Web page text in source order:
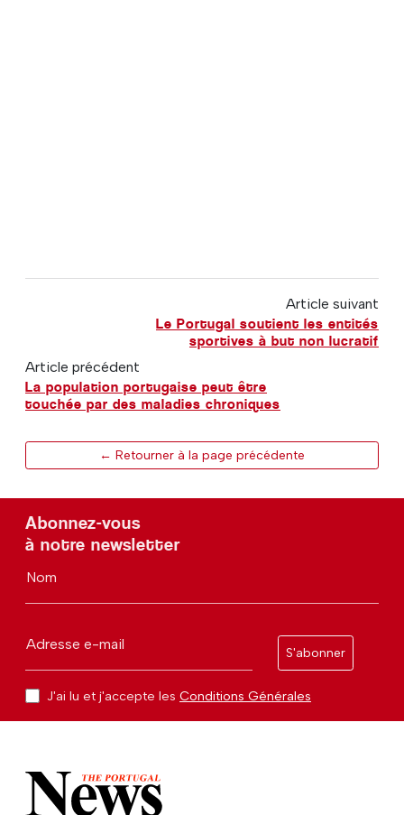
Article suivant
Le Portugal soutient les entités
sportives à but non lucratif
Article précédent
La population portugaise peut être
touchée par des maladies chroniques
← Retourner à la page précédente
Abonnez-vous
à notre newsletter
Nom
Adresse e-mail
S'abonner
J'ai lu et j'accepte les Conditions Générales